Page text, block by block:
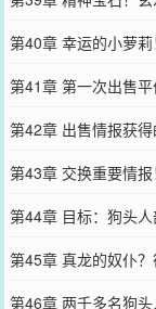
计划！
第40章 幸运的小萝莉
第41章 第一次出售
高了！
第42章 出售情报获得
第43章 交换重要情报
第44章 目标：狗头人
第45章 真龙的奴仆？
第46章 两千多名狗头